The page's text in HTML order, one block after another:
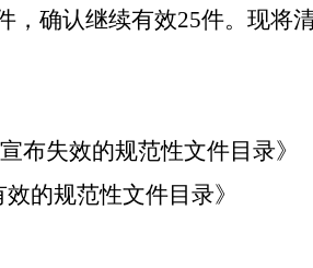
，确认继续有效25件。现将
布失效的规范性文件目录》
的规范性文件目录》